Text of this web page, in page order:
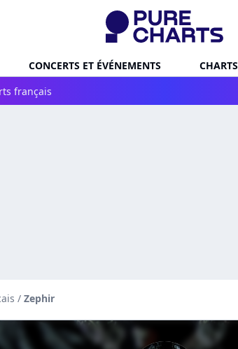
CONCERTS ET ÉVÉNEMENTS CHARTS
français
/ Zephir